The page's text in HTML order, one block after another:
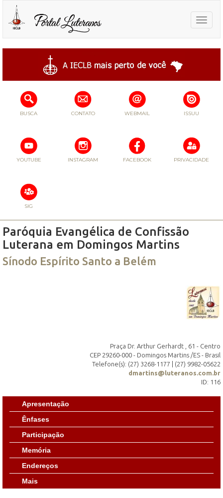
Toggle
BUSCA CONTATO WEBMAIL ISSUU
YOUTUBE INSTAGRAM FACEBOOK PRIVACIDADE
SIG
Paróquia Evangélica de Confissão
Luterana em Domingos Martins
Sínodo Espírito Santo a Belém
Praça Dr. Arthur Gerhardt , 61 - Centro
CEP 29260-000 - Domingos Martins /ES - Brasil
Telefone(s): (27) 3268-1177 | (27) 9982-05622
dmartins@luteranos.com.br
ID: 116
Apresentação
Ênfases
Participação
Memória
Endereços
Mais